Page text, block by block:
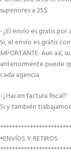
superiores a 25$.
-¿El envío es gratis por
Si, el envío es gratis
MPORTANTE: Aun
anteriormente puede
cada agencia.
-¿Hacen factura fiscal?
Si y también
•ENVÍOS Y RETIROS